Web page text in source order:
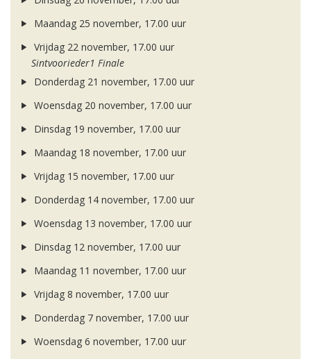
Maandag 25 november, 17.00 uur
Vrijdag 22 november, 17.00 uur
Sintvoorieder1 Finale
Donderdag 21 november, 17.00 uur
Woensdag 20 november, 17.00 uur
Dinsdag 19 november, 17.00 uur
Maandag 18 november, 17.00 uur
Vrijdag 15 november, 17.00 uur
Donderdag 14 november, 17.00 uur
Woensdag 13 november, 17.00 uur
Dinsdag 12 november, 17.00 uur
Maandag 11 november, 17.00 uur
Vrijdag 8 november, 17.00 uur
Donderdag 7 november, 17.00 uur
Woensdag 6 november, 17.00 uur